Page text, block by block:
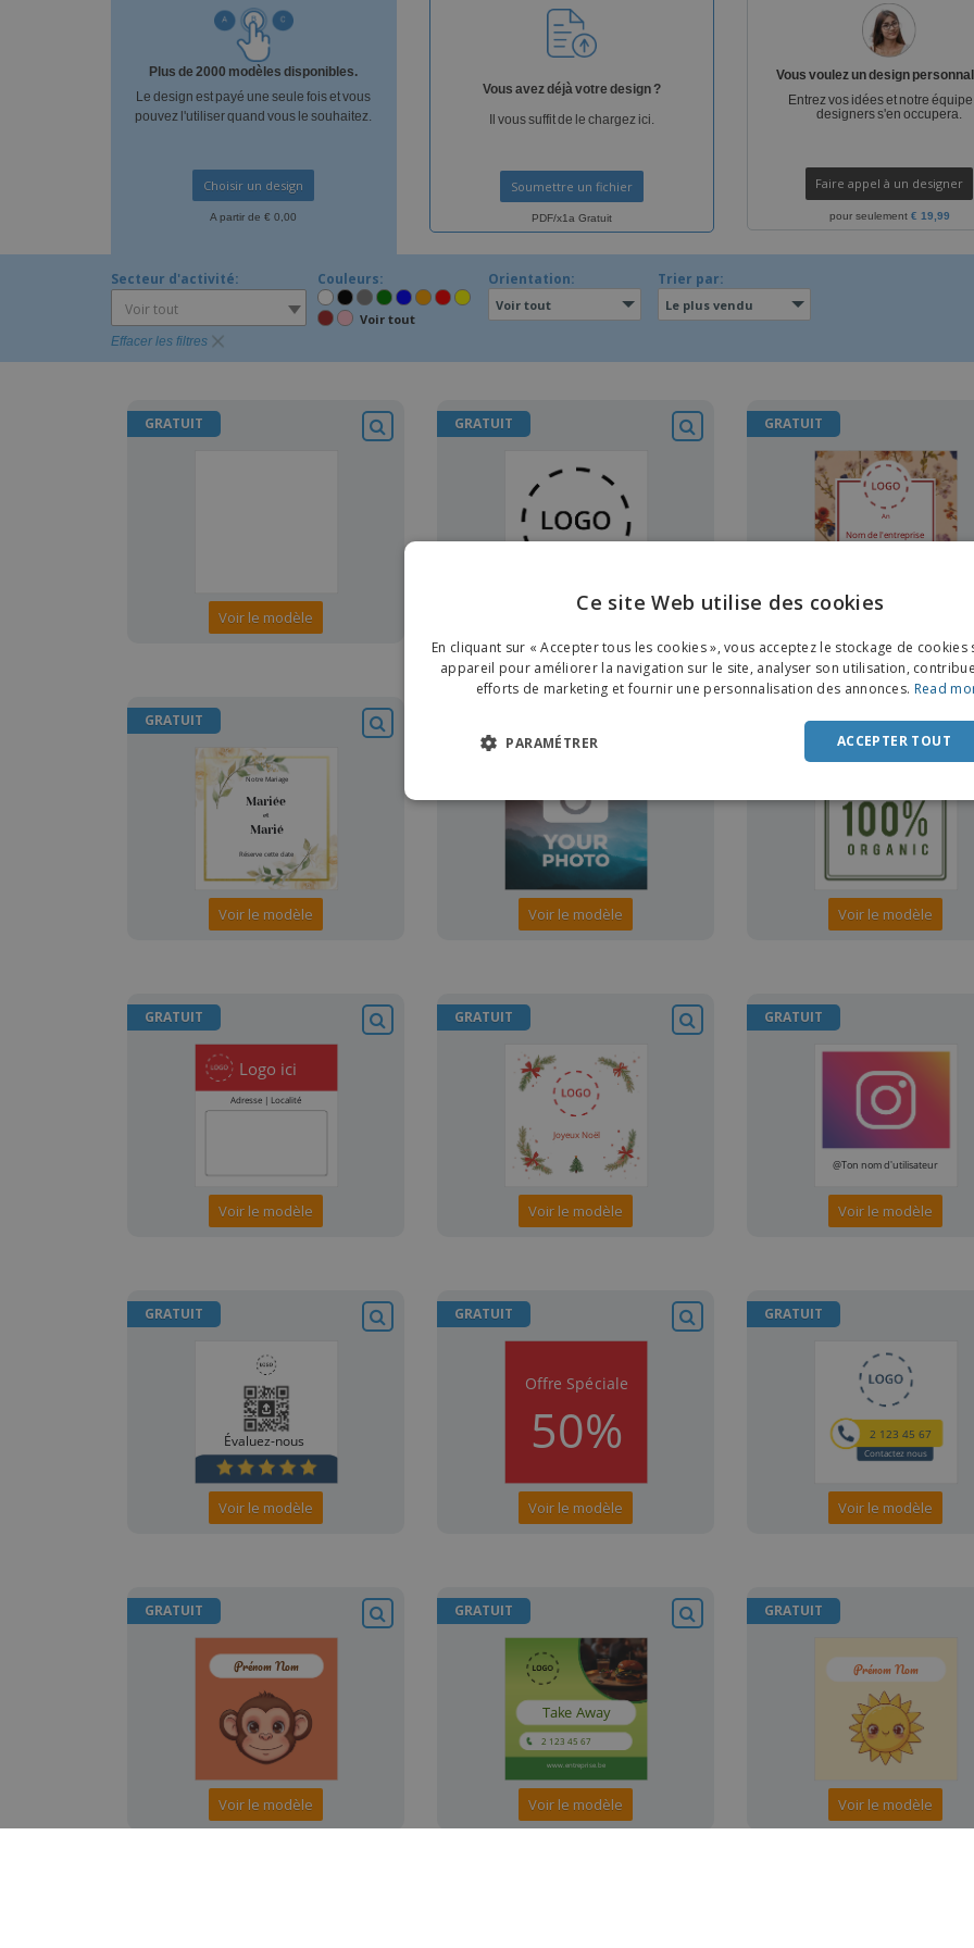
Sacs et accessoires de
transport
Plus de 2000 modèles disponibles.
Le design est payé une seule fois et vous
pouvez l'utiliser quand vous le souhaitez.
Choisir un design
A partir de € 0,00
Vous avez déjà votre design ?
Il vous suffit de le chargez ici.
Soumettre un fichier
PDF/x1a Gratuit
Vous voulez un design
Entrez vos idées et notre
designers s'en occupera.
Faire appel à un designer
pour seulement € 19,99
Secteur d'activité:
Voir tout
Couleurs:
Voir tout
Orientation:
Voir tout
Trier par:
Le plus vendu
Effacer les filtres
GRATUIT
Voir le modèle
GRATUIT GRATUIT
GRATUIT
Voir le modèle Voir le modèle
GRATUIT
Voir le modèle
GRATUIT
Voir le modèle
GRATUIT
Voir le modèle
GRATUIT
Voir le modèle
GRATUIT
Voir le modèle
GRATUIT
Voir le modèle
GRATUIT
Voir le modèle
GRATUIT
Voir le modèle
GRATUIT
Voir le modèle
GRATUIT
Voir le modèle
Ce site Web utilise des cookies
En cliquant sur « Accepter tous les cookies », vous acceptez le stockage de cookies
appareil pour améliorer la navigation sur le site, analyser son utilisation,
efforts de marketing et fournir une personnalisation des annonces. Read
ACCEPTER TOUT
PARAMÉTRER